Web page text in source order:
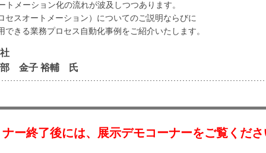
メーション化の流れが波及しつつあります。
セスオートメーション）についてのご説明ならびに
きる業務プロセス自動化事例をご紹介いたします。
社
金子 裕輔 氏
ー終了後には、展示デモコーナーをご覧くださ